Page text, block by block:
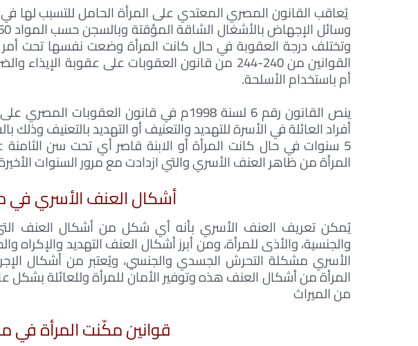
يُعاقب القانون المصري المعتدي على المرأة الحامل للتسبب لها
وتختلف درجة العقوبة في حال كانت المرأة وضعت نفسها تحت أمر
القوانين من 240-244 من قانون العقوبات على عقوبة
أم باستخدام الأسلحة.
ينص القانون رقم 6 لسنة 1998م في قانون
أفراد العائلة في الأسرة للتهديد والتعنيف أو التهديد بالتعنيف
5 سنوات في حال كانت المرأة أو الابنة قاصر أي تحت سن
المرأة من ظاهر العنف الأسري والتي ازدادت مع مرور السنوات
أشكال العنف الأسري في
يُمكن تعريف العنف الأسري بأنه أي شكل من أشكال العنف التي
والجنسية، والأذى للمرأة، ومن أبرز أشكال العنف التهديد
الأسري مشكلة التحرش الجسدي والجنسي، ويُعتبر من أشكال
المرأة من أشكال العنف هذه وتوفير الأمان للمرأة وللعائلة بشكل
من الميراث
قوانين مكّنت المرأة في